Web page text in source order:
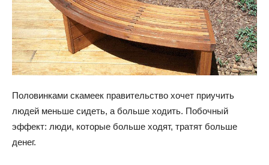
Половинками скамеек правительство хочет приучить
людей меньше сидеть, а больше ходить. Побочный
эффект: люди, которые больше ходят, тратят больше
денег.